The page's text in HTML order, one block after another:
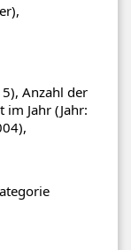
Anzahl der
Jahr (Jahr: